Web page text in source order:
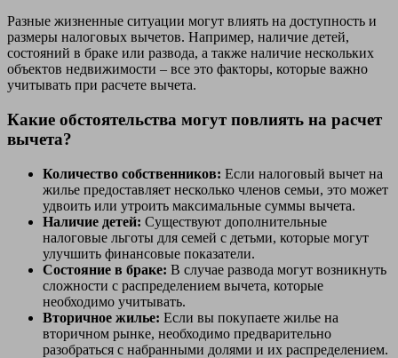
Разные жизненные ситуации могут влиять на доступность и
размеры налоговых вычетов. Например, наличие детей,
состояний в браке или развода, а также наличие нескольких
объектов недвижимости – все это факторы, которые важно
учитывать при расчете вычета.
Какие обстоятельства могут повлиять на расчет
вычета?
Количество собственников: Если налоговый вычет на
жилье предоставляет несколько членов семьи, это может
удвоить или утроить максимальные суммы вычета.
Наличие детей: Существуют дополнительные
налоговые льготы для семей с детьми, которые могут
улучшить финансовые показатели.
Состояние в браке: В случае развода могут возникнуть
сложности с распределением вычета, которые
необходимо учитывать.
Вторичное жилье: Если вы покупаете жилье на
вторичном рынке, необходимо предварительно
разобраться с набранными долями и их распределением.